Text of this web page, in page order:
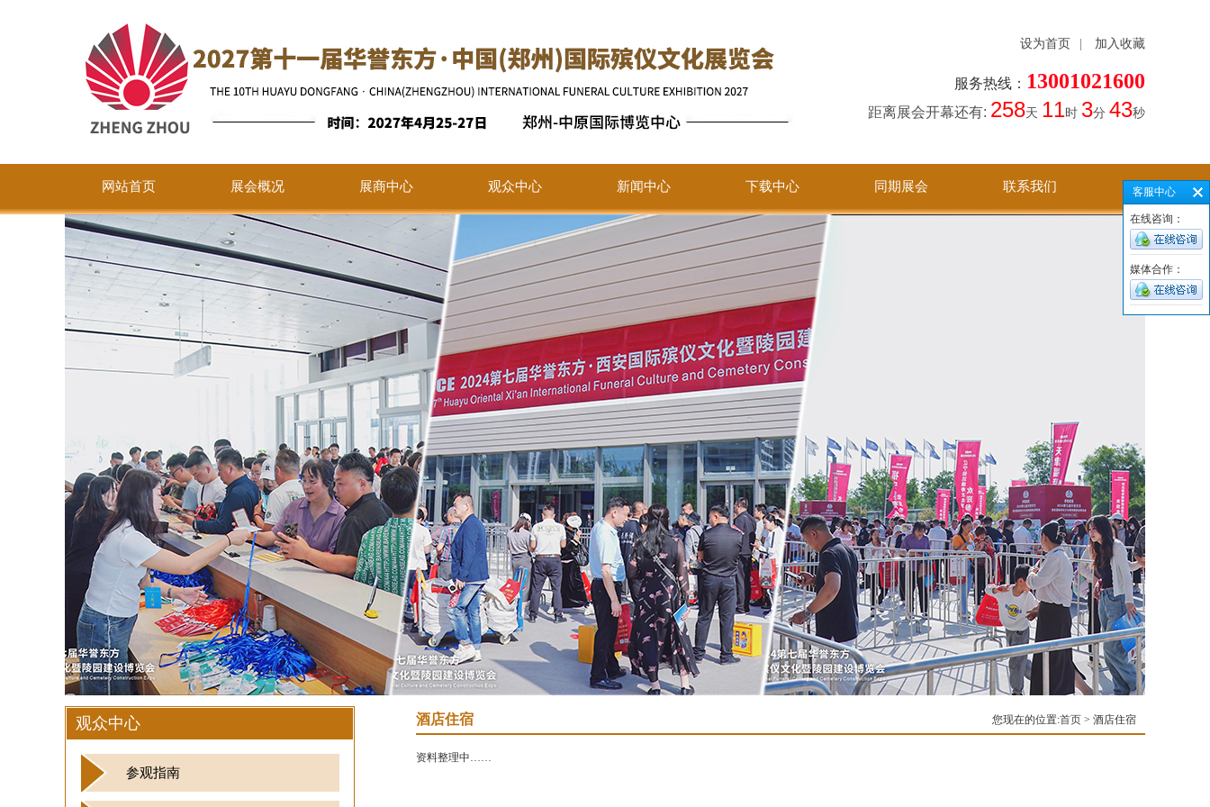
设为首页 加入收藏
服务热线： 13001021600
距离展会开幕还有: 258天 11时 3分 43秒
网站首页 展会概况 展商中心 观众中心 新闻中心 下载中心 同期展会 联系我们
观众中心
参观指南
酒店住宿 您现在的位置:首页 > 酒店住宿
资料整理中……
客服中心
在线咨询：
媒体合作：